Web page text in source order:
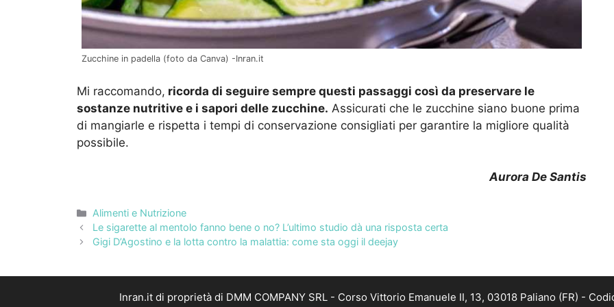
Zucchine in padella (foto da Canva) -Inran.it
Mi raccomando, ricorda di seguire sempre questi passaggi così da preservare le
sostanze nutritive e i sapori delle zucchine. Assicurati che le zucchine siano buone prima
di mangiarle e rispetta i tempi di conservazione consigliati per garantire la migliore qualità
possibile.
Aurora De Santis
Categorie
Alimenti e Nutrizione
Le sigarette al mentolo fanno bene o no? L’ultimo studio dà una risposta certa
Gigi D’Agostino e la lotta contro la malattia: come sta oggi il deejay
Inran.it di proprietà di DMM COMPANY SRL - Corso Vittorio Emanuele II, 13, 03018 Paliano (FR) -